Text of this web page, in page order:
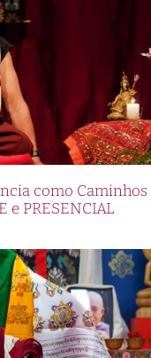
como Caminhos
e PRESENCIAL